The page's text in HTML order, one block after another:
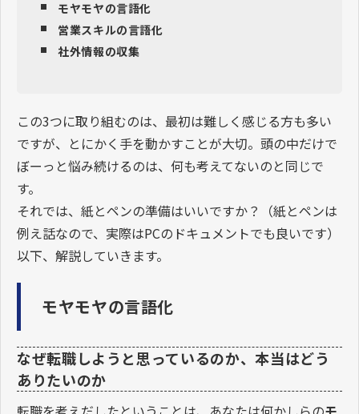
モヤモヤの言語化
営業スキルの言語化
社外情報の収集
この3つに取り組むのは、最初は難しく感じる方も多い
ですが、とにかく手を動かすことが大切。頭の中だけで
ぼーっと悩み続けるのは、何も考えてないのと同じで
す。
それでは、紙とペンの準備はいいですか？（紙とペンは
例え話なので、実際はPCのドキュメントでも良いです）
以下、解説していきます。
モヤモヤの言語化
なぜ転職しようと思っているのか、本当はどう
ありたいのか